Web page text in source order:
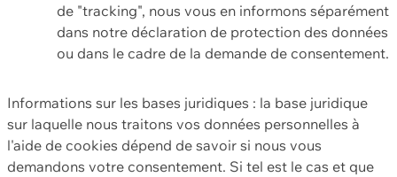
de "tracking", nous vous en informons séparément
dans notre déclaration de protection des données
ou dans le cadre de la demande de consentement.
Informations sur les bases juridiques : la base juridique
sur laquelle nous traitons vos données personnelles à
l'aide de cookies dépend de savoir si nous vous
demandons votre consentement. Si tel est le cas et que